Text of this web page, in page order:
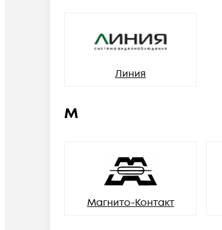
Линия
М
Магнито-Контакт